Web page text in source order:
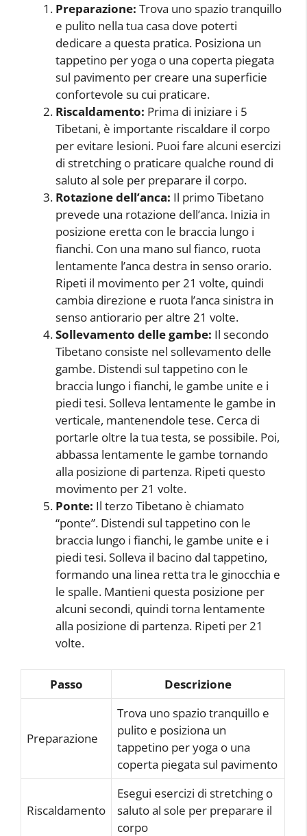
Preparazione: Trova uno spazio tranquillo
e pulito nella tua casa dove poterti
dedicare a questa pratica. Posiziona un
tappetino per yoga o una coperta piegata
sul pavimento per creare una superficie
confortevole su cui praticare.
Riscaldamento: Prima di iniziare i 5
Tibetani, è importante riscaldare il corpo
per evitare lesioni. Puoi fare alcuni esercizi
di stretching o praticare qualche round di
saluto al sole per preparare il corpo.
Rotazione dell’anca: Il primo Tibetano
prevede una rotazione dell’anca. Inizia in
posizione eretta con le braccia lungo i
fianchi. Con una mano sul fianco, ruota
lentamente l’anca destra in senso orario.
Ripeti il movimento per 21 volte, quindi
cambia direzione e ruota l’anca sinistra in
senso antiorario per altre 21 volte.
Sollevamento delle gambe: Il secondo
Tibetano consiste nel sollevamento delle
gambe. Distendi sul tappetino con le
braccia lungo i fianchi, le gambe unite e i
piedi tesi. Solleva lentamente le gambe in
verticale, mantenendole tese. Cerca di
portarle oltre la tua testa, se possibile. Poi,
abbassa lentamente le gambe tornando
alla posizione di partenza. Ripeti questo
movimento per 21 volte.
Ponte: Il terzo Tibetano è chiamato
“ponte”. Distendi sul tappetino con le
braccia lungo i fianchi, le gambe unite e i
piedi tesi. Solleva il bacino dal tappetino,
formando una linea retta tra le ginocchia e
le spalle. Mantieni questa posizione per
alcuni secondi, quindi torna lentamente
alla posizione di partenza. Ripeti per 21
volte.
Passo Descrizione
Preparazione
Trova uno spazio tranquillo e
pulito e posiziona un
tappetino per yoga o una
coperta piegata sul pavimento
Riscaldamento
Esegui esercizi di stretching o
saluto al sole per preparare il
corpo